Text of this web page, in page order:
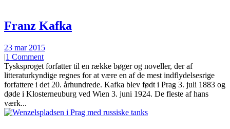
Franz Kafka
23 mar 2015
|1 Comment
Tysksproget forfatter til en række bøger og noveller, der af
litteraturkyndige regnes for at være en af de mest indflydelsesrige
forfattere i det 20. århundrede. Kafka blev født i Prag 3. juli 1883 og
døde i Klosterneuburg ved Wien 3. juni 1924. De fleste af hans
værk...